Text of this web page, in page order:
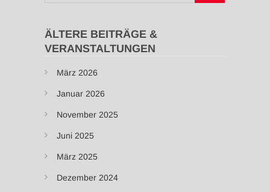
ÄLTERE BEITRÄGE &
VERANSTALTUNGEN
März 2026
Januar 2026
November 2025
Juni 2025
März 2025
Dezember 2024